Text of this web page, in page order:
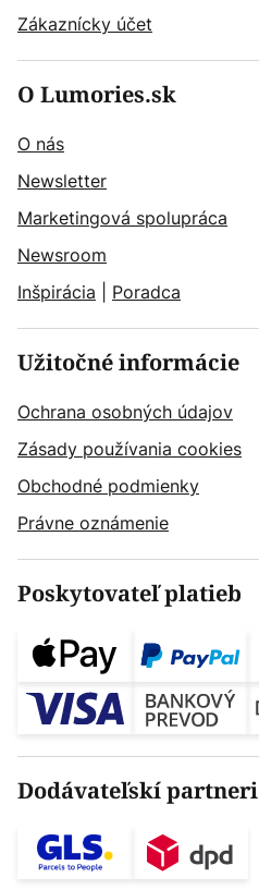
Zákaznícky účet
O Lumories.sk
O nás
Newsletter
Marketingová spolupráca
Newsroom
Inšpirácia
Poradca
Užitočné informácie
Ochrana osobných údajov
Zásady používania cookies
Obchodné podmienky
Právne oznámenie
Poskytovateľ platieb
Dodávateľskí partneri